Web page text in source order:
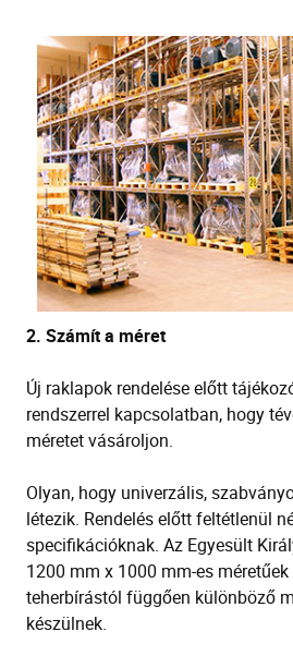
2. Számít a méret
Új raklapok rendelése előtt
rendszerrel kapcsolatban, hogy
méretet vásároljon.
Olyan, hogy univerzális,
létezik. Rendelés előtt feltétlenül
specifikációknak. Az Egyesült
1200 mm x 1000 mm-es
teherbírástól függően különböző
készülnek.